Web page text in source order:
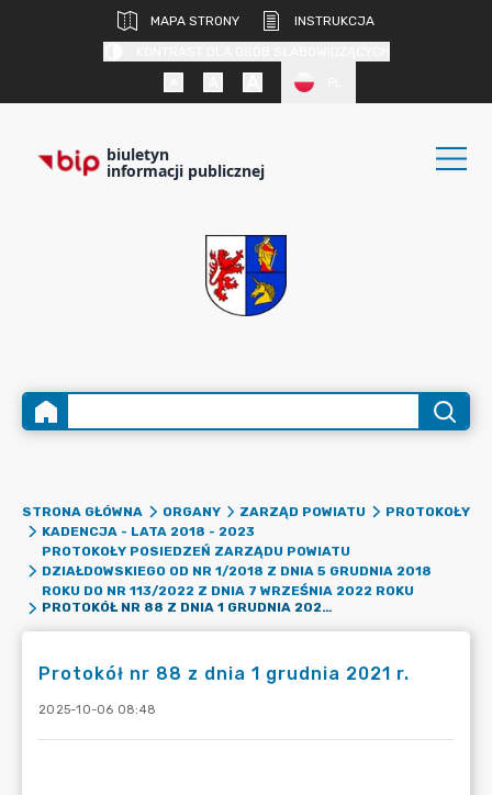
MAPA STRONY
INSTRUKCJA
biuletyn
informacji publicznej
STRONA GŁÓWNA ORGANY ZARZĄD POWIATU
PROTOKOŁY
KADENCJA - LATA 2018 - 2023
PROTOKOŁY POSIEDZEŃ ZARZĄDU POWIATU
DZIAŁDOWSKIEGO OD NR 1/2018 Z DNIA 5 GRUDNIA 2018
ROKU DO NR 113/2022 Z DNIA 7 WRZEŚNIA 2022 ROKU
PROTOKÓŁ NR 88 Z DNIA 1 GRUDNIA 2021 R.
Protokół nr 88 z dnia 1 grudnia 2021 r.
2025-10-06 08:48